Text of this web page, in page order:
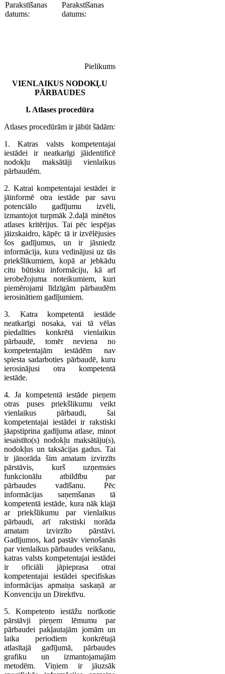
Parakstīšanas
datums:
Parakstīšanas
datums:
Pielikums
VIENLAIKUS NODOKĻU
PĀRBAUDES
I. Atlases procedūra
Atlases procedūrām ir jābūt šādām:
1. Katras valsts kompetentajai
iestādei ir neatkarīgi jāidentificē
nodokļu maksātāji vienlaikus
pārbaudēm.
2. Katrai kompetentajai iestādei ir
jāinformē otra iestāde par savu
potenciālo gadījumu izvēli,
izmantojot turpmāk 2.daļā minētos
atlases kritērijus. Tai pēc iespējas
jāizskaidro, kāpēc tā ir izvēlējusies
šos gadījumus, un ir jāsniedz
informācija, kura vedinājusi uz tās
priekšlikumiem, kopā ar jebkādu
citu būtisku informāciju, kā arī
ierobežojuma noteikumiem, kuri
piemērojami līdzīgām pārbaudēm
ierosinātiem gadījumiem.
3. Katra kompetentā iestāde
neatkarīgi nosaka, vai tā vēlas
piedalīties konkrētā vienlaikus
pārbaudē, tomēr neviena no
kompetentajām iestādēm nav
spiesta sadarboties pārbaudē, kuru
ierosinājusi otra kompetentā
iestāde.
4. Ja kompetentā iestāde pieņem
otras puses priekšlikumu veikt
vienlaikus pārbaudi, šai
kompetentajai iestādei ir rakstiski
jāapstiprina gadījuma atlase, minot
iesaistīto(s) nodokļu maksātāju(s),
nodokļus un taksācijas gadus. Tai
ir jānorāda šim amatam izvirzīts
pārstāvis, kurš uzņemsies
funkcionālu atbildību par
pārbaudes vadīšanu. Pēc
informācijas saņemšanas tā
kompetentā iestāde, kura nāk klajā
ar priekšlikumu par vienlaikus
pārbaudi, arī rakstiski norāda
amatam izvirzīto pārstāvi.
Gadījumos, kad pastāv vienošanās
par vienlaikus pārbaudes veikšanu,
katras valsts kompetentajai iestādei
ir oficiāli jāpieprasa otrai
kompetentajai iestādei specifiskas
informācijas apmaiņa saskaņā ar
Konvenciju un Direktīvu.
5. Kompetento iestāžu norīkotie
pārstāvji pieņem lēmumu par
pārbaudei pakļautajām jomām un
laika periodiem konkrētajā
atlasītajā gadījumā, pārbaudes
grafiku un izmantojamajām
metodēm. Viņiem ir jāuzsāk